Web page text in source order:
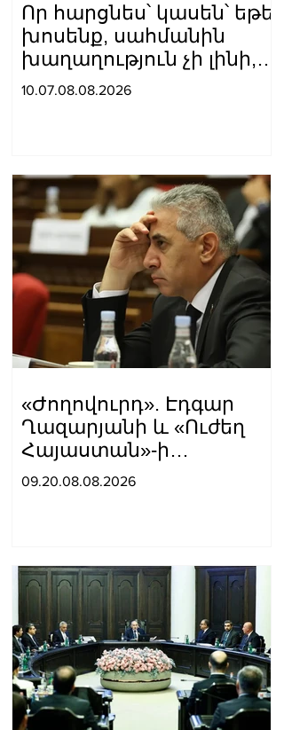
Որ հարցնես՝ կասեն՝ եթե
խոսենք, սահմանին
խաղաղություն չի լինի,
պшտերազմ կuադրենք և
10.07.08.08.2026
«Ժողովուրդ». Էդգար
Ղազարյանի և «Ուժեղ
Հայաստան»-ի
հարաբերությունները
09.20.08.08.2026